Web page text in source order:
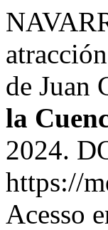
de Juan
la
2024.
https://
Acesso